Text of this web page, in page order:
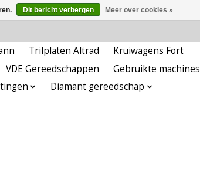
Trilplaten Altrad
Kruiwagens Fort
VDE Gereedschappen
Gebruikte machines
Diamant gereedschap
Dit bericht verbergen Meer over cookies »